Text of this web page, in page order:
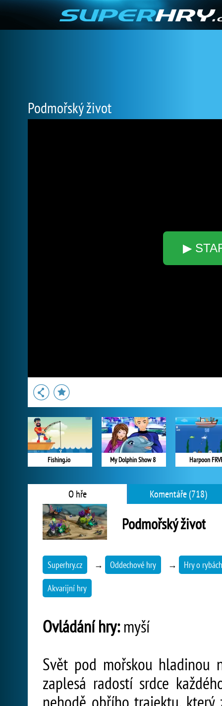
Podmořský život
▶
Fishing.io My Dolphin Show 8 Harpoon
O hře Komentáře (718)
Podmořský život
Superhry.cz → Oddechové hry → Hry o rybách
Akvarijní hry
Ovládání hry:myší
Svět pod mořskou hladinou
zaplesá radostí srdce